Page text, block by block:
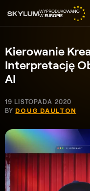
Kierowanie
Interpretację
AI
19 LISTOPADA 2020
BY DOUG DAULTON